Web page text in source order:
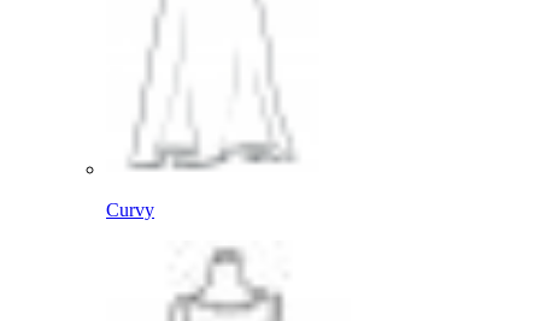
Curvy